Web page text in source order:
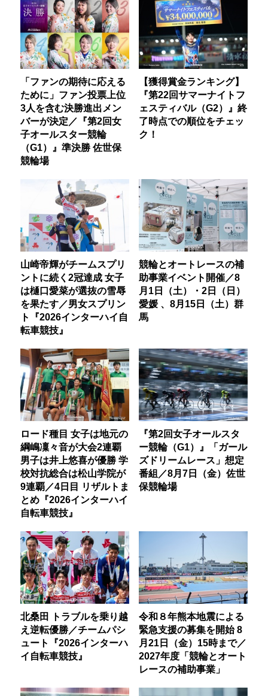
「ファンの期待に応える
ために」ファン投票上位
3人を含む決勝進出メン
バーが決定／『第2回女
子オールスター競輪
（G1）』準決勝 佐世保
競輪場
【獲得賞金ランキング】
『第22回サマーナイトフ
ェスティバル（G2）』終
了時点での順位をチェッ
ク！
山崎帝輝がチームスプリ
ントに続く2冠達成 女子
は樋口愛菜が選抜の雪辱
を果たす／男女スプリン
ト『2026インターハイ自
転車競技』
競輪とオートレースの補
助事業イベント開催／8
月1日（土）・2日（日）
愛媛 、8月15日（土）群
馬
ロード種目 女子は地元の
綱嶋凜々音が大会2連覇
男子は井上悠喜が優勝 学
校対抗総合は松山学院が
9連覇／4日目 リザルトま
とめ『2026インターハイ
自転車競技』
『第2回女子オールスタ
ー競輪（G1）』「ガール
ズドリームレース」想定
番組／8月7日（金）佐世
保競輪場
北桑田 トラブルを乗り越
え逆転優勝／チームパシ
ュート『2026インターハ
イ自転車競技』
令和８年熊本地震による
緊急支援の募集を開始 8
月21日（金）15時まで／
2027年度「競輪とオート
レースの補助事業」